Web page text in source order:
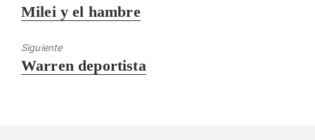
Entrada
Milei y el hambre
Siguiente
Entrada
Warren deportista